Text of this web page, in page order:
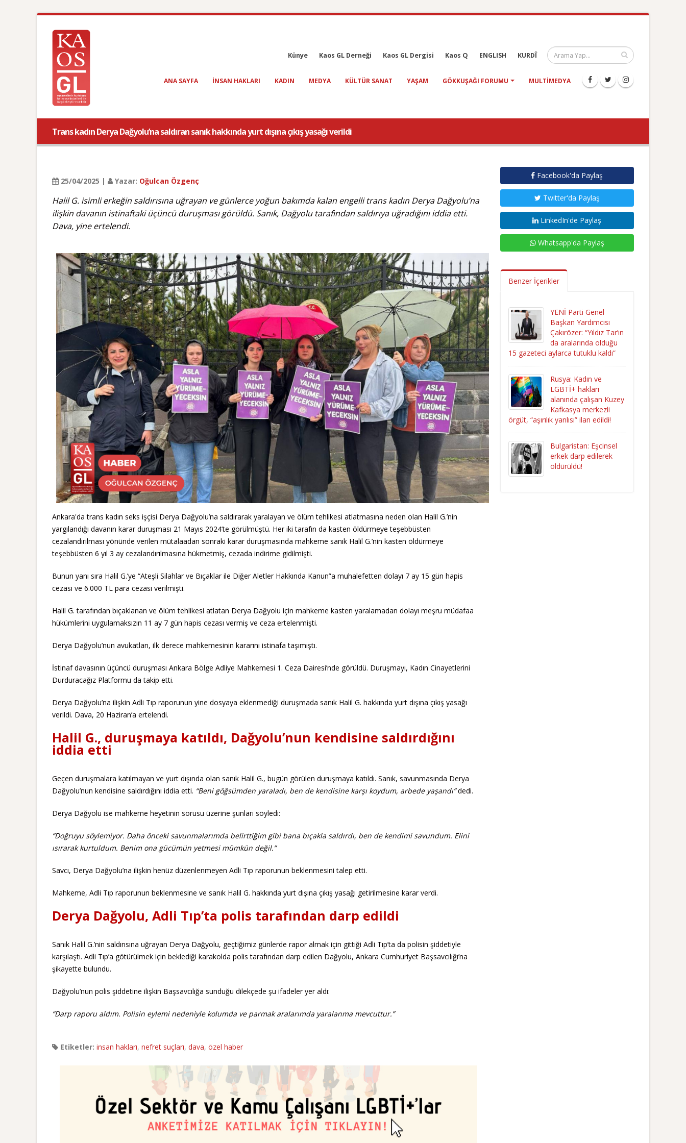
Künye Kaos GL Derneği Kaos GL Dergisi Kaos Q ENGLISH KURDÎ
ANA SAYFA INSAN HAKLARI KADIN MEDYA KÜLTÜR SANAT YAŞAM GÖKKUŞAĞI FORUMU MULTIMEDYA
Trans kadın Derya Dağyolu’na saldıran sanık hakkında yurt dışına çıkış yasağı verildi
25/04/2025 | Yazar: Oğulcan Özgenç
Halil G. isimli erkeğin saldırısına uğrayan ve günlerce yoğun bakımda kalan engelli trans kadın Derya Dağyolu’na
ilişkin davanın istinaftaki üçüncü duruşması görüldü. Sanık, Dağyolu tarafından saldırıya uğradığını iddia etti.
Dava, yine ertelendi.
Ankara'da trans kadın seks işçisi Derya Dağyolu’na saldırarak yaralayan ve ölüm tehlikesi atlatmasına neden olan Halil G.’nin
yargılandığı davanın karar duruşması 21 Mayıs 2024’te görülmüştü. Her iki tarafın da kasten öldürmeye teşebbüsten
cezalandırılması yönünde verilen mütalaadan sonraki karar duruşmasında mahkeme sanık Halil G.’nin kasten öldürmeye
teşebbüsten 6 yıl 3 ay cezalandırılmasına hükmetmiş, cezada indirime gidilmişti.
Bunun yanı sıra Halil G.’ye “Ateşli Silahlar ve Bıçaklar ile Diğer Aletler Hakkında Kanun”a muhalefetten dolayı 7 ay 15 gün hapis
cezası ve 6.000 TL para cezası verilmişti.
Halil G. tarafından bıçaklanan ve ölüm tehlikesi atlatan Derya Dağyolu için mahkeme kasten yaralamadan dolayı meşru müdafaa
hükümlerini uygulamaksızın 11 ay 7 gün hapis cezası vermiş ve ceza ertelenmişti.
Derya Dağyolu’nun avukatları, ilk derece mahkemesinin kararını istinafa taşımıştı.
İstinaf davasının üçüncü duruşması Ankara Bölge Adliye Mahkemesi 1. Ceza Dairesi’nde görüldü. Duruşmayı, Kadın Cinayetlerini
Durduracağız Platformu da takip etti.
Derya Dağyolu’na ilişkin Adli Tıp raporunun yine dosyaya eklenmediği duruşmada sanık Halil G. hakkında yurt dışına çıkış yasağı
verildi. Dava, 20 Haziran’a ertelendi.
Halil G., duruşmaya katıldı, Dağyolu’nun kendisine saldırdığını
iddia etti
Geçen duruşmalara katılmayan ve yurt dışında olan sanık Halil G., bugün görülen duruşmaya katıldı. Sanık, savunmasında Derya
Dağyolu’nun kendisine saldırdığını iddia etti. “Beni göğsümden yaraladı, ben de kendisine karşı koydum, arbede yaşandı”dedi.
Derya Dağyolu ise mahkeme heyetinin sorusu üzerine şunları söyledi:
“Doğruyu söylemiyor. Daha önceki savunmalarımda belirttiğim gibi bana bıçakla saldırdı, ben de kendimi savundum. Elini
ısırarak kurtuldum. Benim ona gücümün yetmesi mümkün değil.”
Savcı, Derya Dağyolu’na ilişkin henüz düzenlenmeyen Adli Tıp raporunun beklenmesini talep etti.
Mahkeme, Adli Tıp raporunun beklenmesine ve sanık Halil G. hakkında yurt dışına çıkış yasağı getirilmesine karar verdi.
Derya Dağyolu, Adli Tıp’ta polis tarafından darp edildi
Sanık Halil G.’nin saldırısına uğrayan Derya Dağyolu, geçtiğimiz günlerde rapor almak için gittiği Adli Tıp’ta da polisin şiddetiyle
karşılaştı. Adli Tıp’a götürülmek için beklediği karakolda polis tarafından darp edilen Dağyolu, Ankara Cumhuriyet Başsavcılığı’na
şikayette bulundu.
Dağyolu’nun polis şiddetine ilişkin Başsavcılığa sunduğu dilekçede şu ifadeler yer aldı:
“Darp raporu aldım. Polisin eylemi nedeniyle kolumda ve parmak aralarımda yaralanma mevcuttur.”
Etiketler: insan hakları, nefret suçları, dava, özel haber
Facebook'da Paylaş
Twitter'da Paylaş
LinkedIn'de Paylaş
Whatsapp'da Paylaş
Benzer İçerikler
YENİ Parti Genel
Başkan Yardımcısı
Çakırözer: “Yıldız Tar’ın
da aralarında olduğu
15 gazeteci aylarca tutuklu kaldı”
Rusya: Kadın ve
LGBTİ+ hakları
alanında çalışan Kuzey
Kafkasya merkezli
örgüt, “aşırılık yanlısı” ilan edildi!
Bulgaristan: Eşcinsel
erkek darp edilerek
öldürüldü!